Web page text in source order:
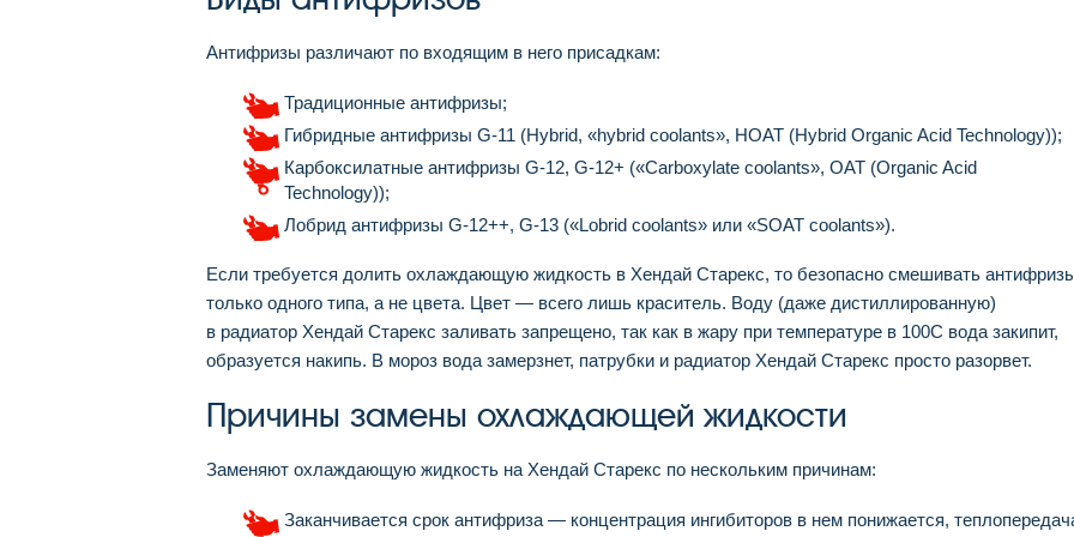
Антифризы различают по входящим в него присадкам:
Традиционные антифризы;
Гибридные антифризы G-11 (Hybrid, «hybrid coolants», HOAT (Hybrid Organic Acid Technology));
Карбоксилатные антифризы G-12, G-12+ («Carboxylate coolants», OAT (Organic Acid
Technology));
Лобрид антифризы G-12++, G-13 («Lobrid coolants» или «SOAT coolants»).
Если требуется долить охлаждающую жидкость в Хендай Старекс, то безопасно смешивать
только одного типа, а не цвета. Цвет — всего лишь краситель. Воду (даже дистиллированную)
в радиатор Хендай Старекс заливать запрещено, так как в жару при температуре в 100С вода закипит,
образуется накипь. В мороз вода замерзнет, патрубки и радиатор Хендай Старекс просто разорвет.
Причины замены охлаждающей жидкости
Заменяют охлаждающую жидкость на Хендай Старекс по нескольким причинам:
Заканчивается срок антифриза — концентрация ингибиторов в нем понижается,